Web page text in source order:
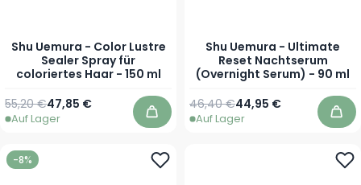
Shu Uemura - Color Lustre
Sealer Spray für
coloriertes Haar - 150 ml
Sonderpreis
47,85 €
Regulärer Preis
55,20 €
Auf Lager In den Warenkorb
Shu Uemura - Ultimate
Reset Nachtserum
(Overnight Serum) - 90 ml
Sonderpreis
44,95 €
Regulärer Preis
46,40 €
Auf Lager In
-8%